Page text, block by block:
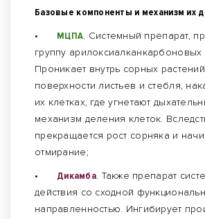
Базовые компоненты и механизм их
•
МЦПА. Системный препарат,
группу арилоксиалканкарбоновых
Проникает внутрь сорных
поверхности листьев и стебля,
их клетках, где угнетают
механизм деления клеток.
прекращается рост сорняка и
отмирание;
•
Дикамба. Также препарат
действия со сходной
направленностью. Ингибирует